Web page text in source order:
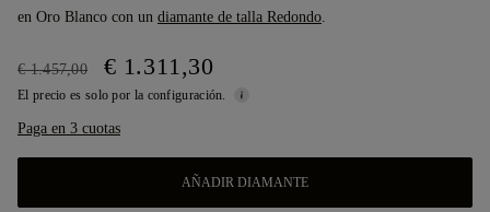
en Oro Blanco con un diamante de talla Redondo.
€ 1.457,00 € 1.311,30
El precio es solo por la configuración.
Paga en 3 cuotas
AÑADIR DIAMANTE